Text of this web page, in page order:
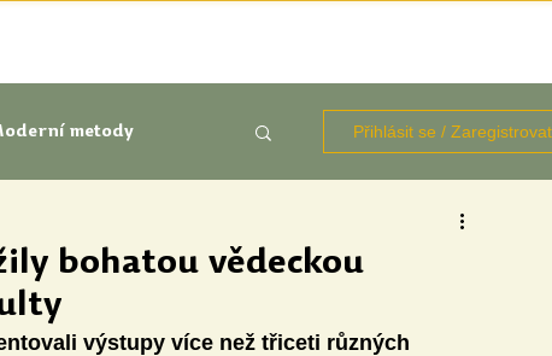
metody
Aktuálně
Přihlásit se /
bohatou vědeckou
výstupy více než třiceti různých